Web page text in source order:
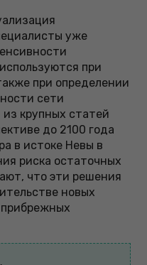
уже
при
при определении
сети
крупных статей
до 2100 года
в истоке Невы в
риска остаточных
что эти решения
новых